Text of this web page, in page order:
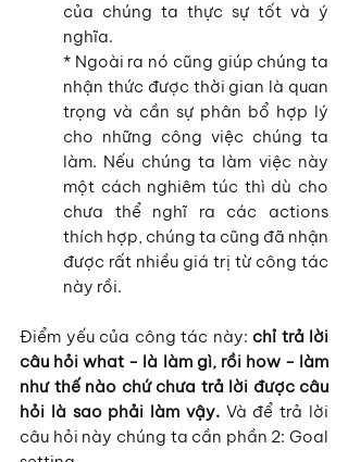
của chúng ta thực sự tốt và ý
nghĩa.
* Ngoài ra nó cũng giúp chúng ta
nhận thức được thời gian là quan
trọng và cần sự phân bổ hợp lý
cho những công việc chúng ta
làm. Nếu chúng ta làm việc này
một cách nghiêm túc thì dù cho
chưa thể nghĩ ra các actions
thích hợp, chúng ta cũng đã nhận
được rất nhiều giá trị từ công tác
này rồi.
Điểm yếu của công tác này: chỉ trả lời
câu hỏi what - là làm gì, rồi how - làm
như thế nào chứ chưa trả lời được câu
hỏi là sao phải làm vậy. Và để trả lời
câu hỏi này chúng ta cần phần 2: Goal